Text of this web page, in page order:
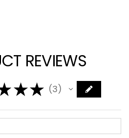
REVIEWS
★★ 3
3